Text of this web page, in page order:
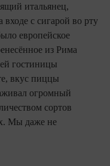
итальянец,
входе с сигарой во рту
европейское
из Рима
гостиницы
вкус пиццы
огромный
сортов
Мы даже не